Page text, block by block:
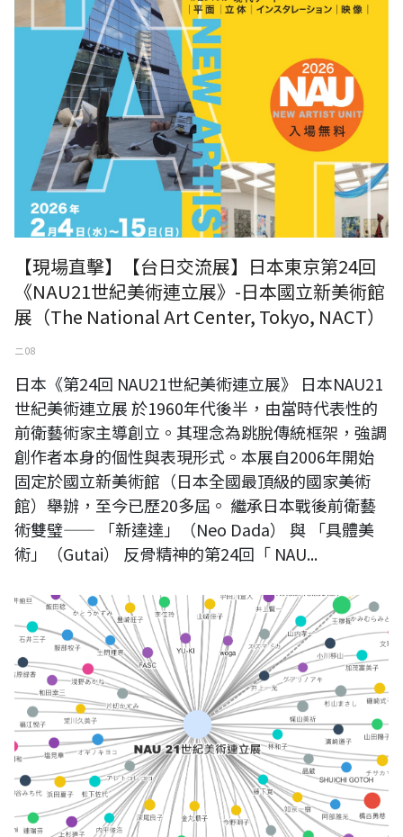
【現場直擊】【台日交流展】日本東京第24回
《NAU21世紀美術連立展》-日本國立新美術館
展（The National Art Center, Tokyo, NACT）
二 08
日本《第24回 NAU21世紀美術連立展》 日本NAU21
世紀美術連立展 於1960年代後半，由當時代表性的
前衛藝術家主導創立。其理念為跳脫傳統框架，強調
創作者本身的個性與表現形式。本展自2006年開始
固定於國立新美術館（日本全國最頂級的國家美術
館）舉辦，至今已歷20多屆。 繼承日本戰後前衛藝
術雙璧—— 「新達達」（Neo Dada） 與 「具體美
術」（Gutai） 反骨精神的第24回「 NAU...